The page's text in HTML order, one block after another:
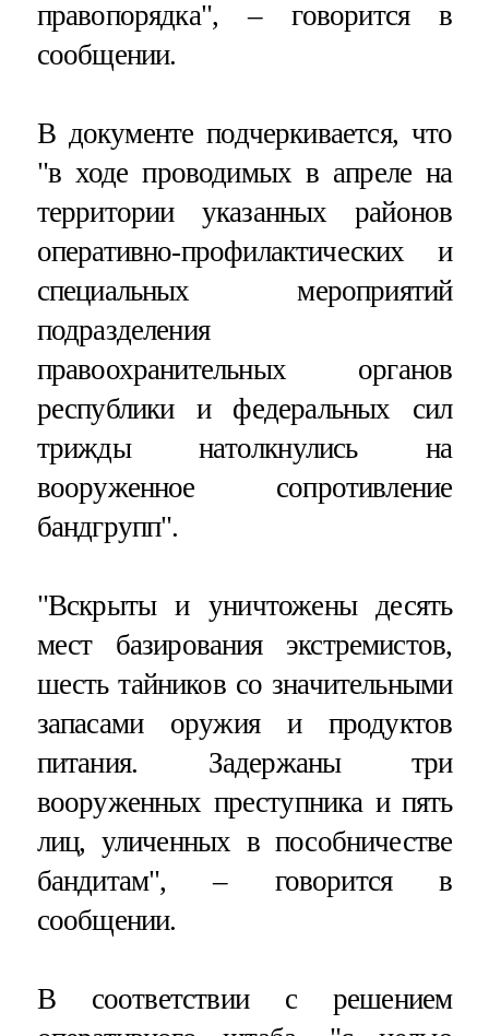
правопорядка", – говорится в
сообщении.
В документе подчеркивается, что
"в ходе проводимых в апреле на
территории указанных районов
оперативно-профилактических и
специальных мероприятий
подразделения
правоохранительных органов
республики и федеральных сил
трижды натолкнулись на
вооруженное сопротивление
бандгрупп".
"Вскрыты и уничтожены десять
мест базирования экстремистов,
шесть тайников со значительными
запасами оружия и продуктов
питания. Задержаны три
вооруженных преступника и пять
лиц, уличенных в пособничестве
бандитам", – говорится в
сообщении.
В соответствии с решением